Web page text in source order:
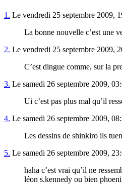
1. Le vendredi 25 septembre 2009,
La bonne nouvelle c’est une
2. Le vendredi 25 septembre 2009,
C’est dingue comme, sur la
3. Le samedi 26 septembre 2009,
Ui c’est pas plus mal qu’il
4. Le samedi 26 septembre 2009,
Les dessins de shinkiro ils
5. Le samedi 26 septembre 2009,
haha c’est vrai qu’il ne
léon s.kennedy ou bien